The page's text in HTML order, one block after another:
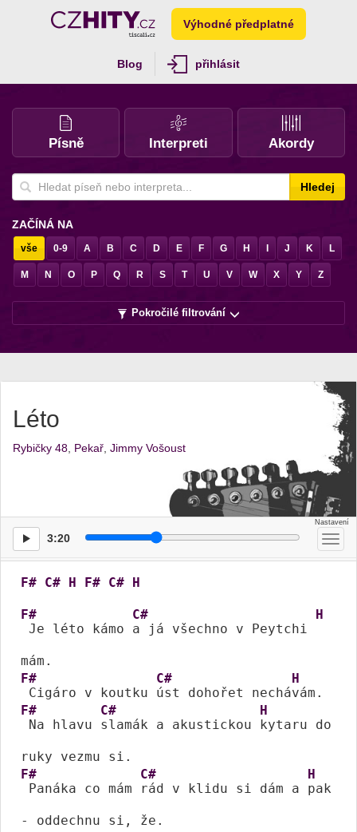
Výhodné předplatné
Blog přihlásit
Písně Interpreti Akordy
Hledej
ZAČÍNÁ NA
vše 0-9 A B C D E F G H J K L
M N O P Q R S T U V W X Y Z
Pokročilé filtrování
Léto
Rybičky 48 Pekař Jimmy Vošoust
3:20
F# C# H F# C# H
F#
Je léto kámo
C#
a já všechno v Peytchi
H
F#
Cigáro v koutku
C#
úst dohořet nechá
H
F#
Na hlavu
C#
slamák a akustickou
H
kytaru do
F#
Panáka co mám
C#
rád v klidu si dám a
H
pak
- oddechnu si, že.